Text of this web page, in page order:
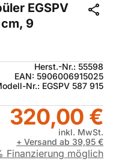
EGSPV
9
Herst.-Nr.: 55598
EAN: 5906006915025
Nr.: EGSPV 587 915
320,00 €
inkl. MwSt.
+ Versand ab 39,95 €
Finanzierung möglich